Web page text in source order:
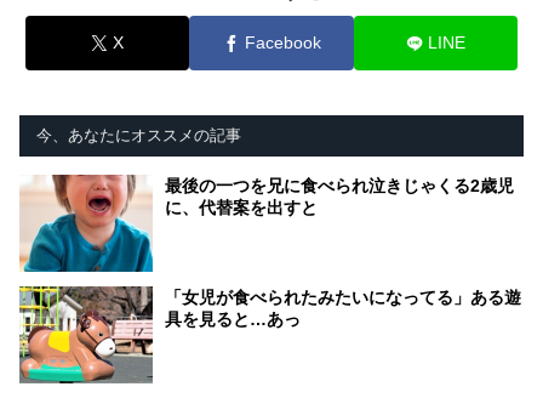
X Facebook LINE
今、あなたにオススメの記事
最後の一つを兄に食べられ泣きじゃくる2歳児
に、代替案を出すと
「女児が食べられたみたいになってる」ある遊
具を見ると…あっ